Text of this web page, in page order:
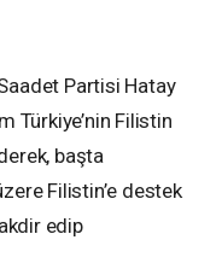
Partisi Hatay
Türkiye’nin Filistin
başta
Filistin’e destek
edip